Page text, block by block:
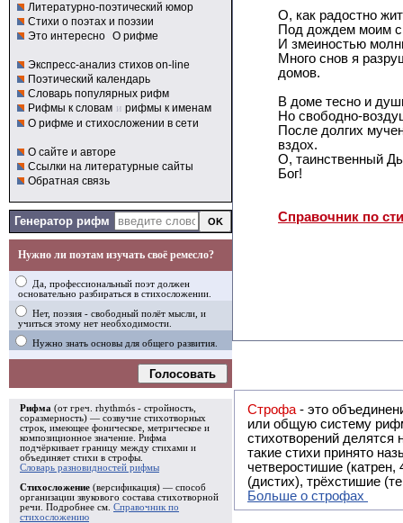
Литературно-поэтический юмор
Стихи о поэтах и поэзии
Это интересно О рифме
Экспресс-анализ стихов on-line
Поэтический календарь
Словарь популярных рифм
Рифмы к словам и рифмы к именам
О рифме и стихосложении в сети
О сайте и авторе
Ссылки на литературные сайты
Обратная связь
Генератор рифм
Нужно ли поэтам изучать своё ремесло?
Да, профессиональный поэт должен
основательно разбираться в стихосложении.
Нет, поэзия - свободный полёт мысли, и
учиться этому нет необходимости.
Нужно знать основы для общего развития.
Голосовать
Рифма (от греч. rhythmós - стройность,
соразмерность) — созвучие стихотворных
строк, имеющее фоническое, метрическое и
композиционное значение. Рифма
подчёркивает границу между стихами и
объединяет стихи в строфы
Словарь разновидностей рифмы
Стихосложение (версификация) — способ
организации звукового состава стихотворной
речи. Подробнее см. Справочник по
стихосложению
О, как радостно
Под дождем моим
И змеиностью
Много снов я
домов.
В доме тесно и
Но свободно-
После долгих
вздох.
О, таинственный
Бог!
Справочник по
Строфа - это объединение двух
или общую систему рифм, и регулярно или периодически
стихотворений делятся на строфы и т.о. являются строфическими.
такие стихи принято называть астрофическими. Самая популярная строфа в русской поэзии -
четверостишие
(дистих), трёхстишие
Больше о строфах